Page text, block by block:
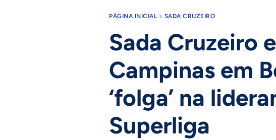
PÁGINA INICIAL SADA CRUZEIRO
Sada Cruzeiro
Campinas em
‘folga’ na
Superliga